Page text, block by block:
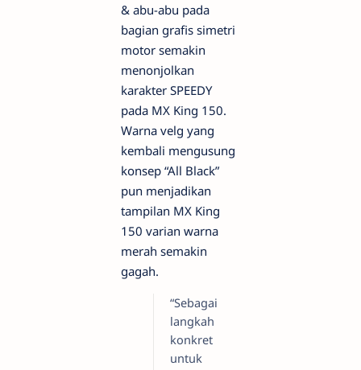
& abu-abu pada
bagian grafis simetri
motor semakin
menonjolkan
karakter SPEEDY
pada MX King 150.
Warna velg yang
kembali mengusung
konsep “All Black”
pun menjadikan
tampilan MX King
150 varian warna
merah semakin
gagah.
“Sebagai
langkah
konkret
untuk